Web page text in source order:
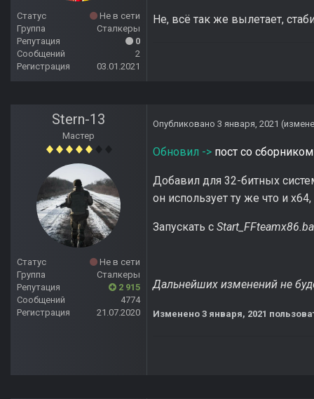
Статус
Не в сети
Группа
Сталкеры
Репутация
0
Сообщений
2
Регистрация
03.01.2021
Не, всё так же вылетает,
Stern-13
Мастер
Статус
Не в сети
Группа
Сталкеры
Репутация
2 915
Сообщений
4774
Регистрация
21.07.2020
Опубликовано 3 января, 2021
Обновил -> пост со сборником
Добавил для 32-битных
он использует ту же что и
Запускать с
Дальнейших изменений не
Изменено 3 января, 2021